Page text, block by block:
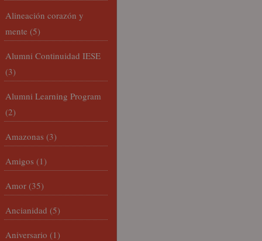
Alineación corazón y
mente (5)
Alumni Continuidad IESE
(3)
Alumni Learning Program
(2)
Amazonas (3)
Amigos (1)
Amor (35)
Ancianidad (5)
Aniversario (1)